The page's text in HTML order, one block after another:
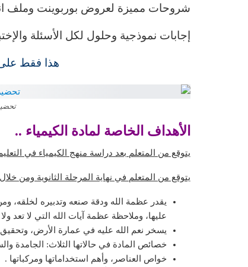
شروحات مميزة لعروض بوربوينت وملف
إجابات نموذجية وحلول لكل الأسئلة
هذا فقط
الأهداف الخاصة لمادة الكيمياء ..
يتوقع من المتعلم بعد دراسة منهج الكيمياء في
يتوقع من المتعلم في نهاية المرحلة الثانوية ومن
يقدر عظمة الله ودقة صنعه وتدبيره لخلقه،
عليها، وملاحظة عظمة آيات الله التي لا تعد
يسخر نعم الله عليه في عمارة الأرض، وتحقيق
خصائص المادة في حالاتها الثلاث: الجامدة
خواص العناصر، وأهم استخداماتها ومركباتها .